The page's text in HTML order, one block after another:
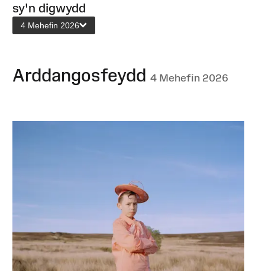
sy'n digwydd
4 Mehefin 2026
Arddangosfeydd 4 Mehefin 2026